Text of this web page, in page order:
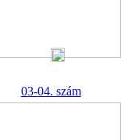
03-04. szám